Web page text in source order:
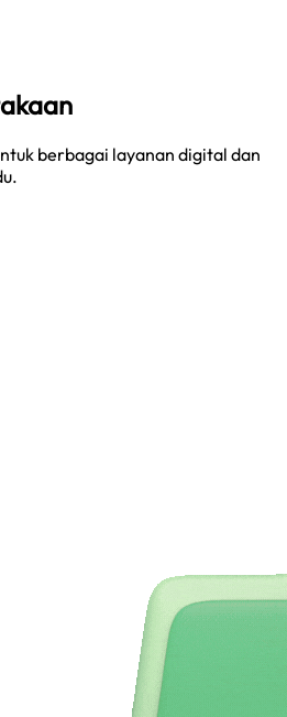
berbagai layanan digital dan